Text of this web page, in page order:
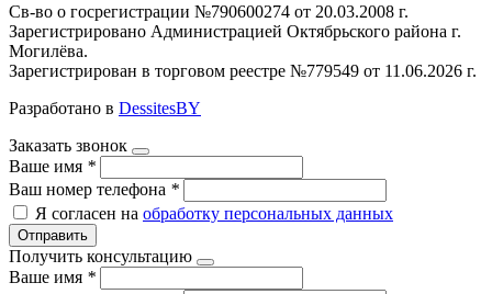
Св-во о госрегистрации №790600274 от 20.03.2008 г.
Зарегистрировано Администрацией Октябрьского района г.
Могилёва.
Зарегистрирован в торговом реестре №779549 от 11.06.2026 г.
Разработано в DessitesBY
Заказать звонок
Ваше имя *
Ваш номер телефона *
Я согласен на обработку персональных данных
Отправить
Получить консультацию
Ваше имя *